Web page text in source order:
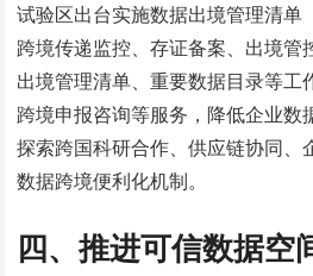
试验区出台实施数据出境管理清单
跨境传递监控、存证备案、出境管
出境管理清单、重要数据目录等工
跨境申报咨询等服务，降低企业数
探索跨国科研合作、供应链协同、
数据跨境便利化机制。
四、推进可信数据空